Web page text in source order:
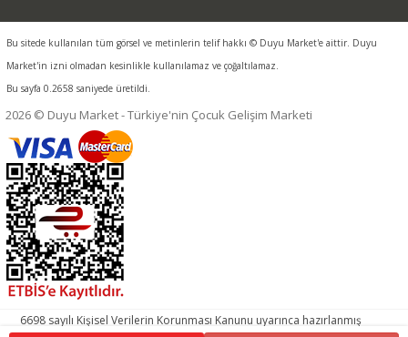
Bu sitede kullanılan tüm görsel ve metinlerin telif hakkı © Duyu Market'e aittir. Duyu
Market'in izni olmadan kesinlikle kullanılamaz ve çoğaltılamaz.
Bu sayfa 0.2658 saniyede üretildi.
2026 © Duyu Market - Türkiye'nin Çocuk Gelişim Marketi
6698 sayılı Kişisel Verilerin Korunması Kanunu uyarınca hazırlanmış